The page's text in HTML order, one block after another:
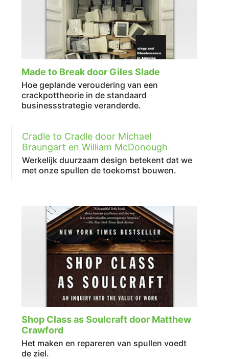
Made to Break door Giles Slade
Hoe geplande veroudering van een
crackpottheorie in de standaard
businessstrategie veranderde.
Cradle to Cradle door Michael
Braungart en William McDonough
Werkelijk duurzaam design betekent dat we
met onze spullen de toekomst bouwen.
Shop Class as Soulcraft door Matthew
Crawford
Het maken en repareren van spullen voedt
de ziel.